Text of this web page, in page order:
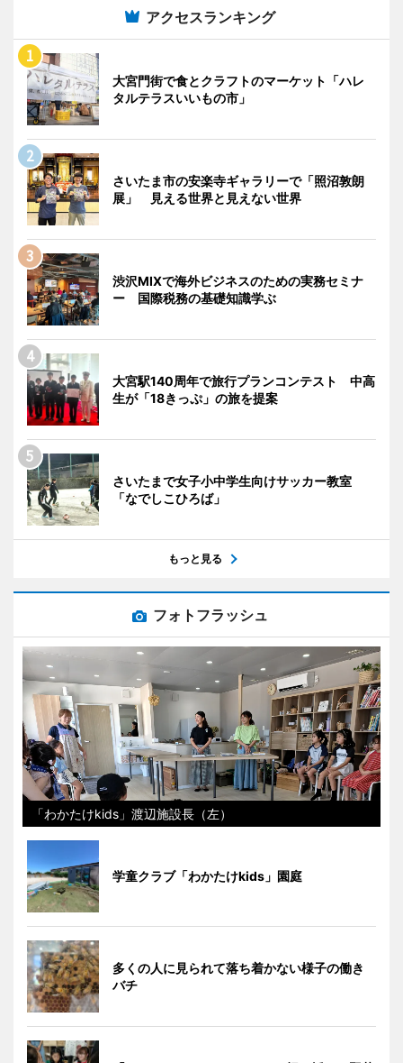
アクセスランキング
大宮門街で食とクラフトのマーケット「ハレ
タルテラスいいもの市」
さいたま市の安楽寺ギャラリーで「照沼敦朗
展」 見える世界と見えない世界
渋沢MIXで海外ビジネスのための実務セミナ
ー 国際税務の基礎知識学ぶ
大宮駅140周年で旅行プランコンテスト 中高
生が「18きっぷ」の旅を提案
さいたまで女子小中学生向けサッカー教室
「なでしこひろば」
もっと見る
フォトフラッシュ
「わかたけkids」渡辺施設長（左）
学童クラブ「わかたけkids」園庭
多くの人に見られて落ち着かない様子の働き
バチ